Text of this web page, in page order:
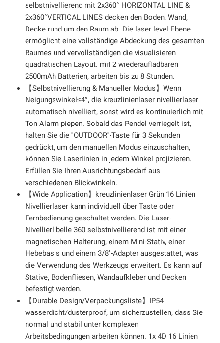
selbstnivellierend mit 2x360° HORIZONTAL LINE &
2x360°VERTICAL LINES decken den Boden, Wand,
Decke rund um den Raum ab. Die laser level Ebene
ermöglicht eine vollständige Abdeckung des gesamten
Raumes und vervollständigen die visualisieren
quadratischen Layout. mit 2 wiederaufladbaren
2500mAh Batterien, arbeiten bis zu 8 Stunden.
【Selbstnivellierung & Manueller Modus】Wenn
Neigungswinkel≤4°, die kreuzlinienlaser nivellierlaser
automatisch nivelliert, sonst wird es kontinuierlich mit
Ton Alarm piepen. Sobald das Pendel verriegelt ist,
halten Sie die ''OUTDOOR''-Taste für 3 Sekunden
gedrückt, um den manuellen Modus einzuschalten,
können Sie Laserlinien in jedem Winkel projizieren.
Erfüllen Sie Ihren Ausrichtungsbedarf aus
verschiedenen Blickwinkeln.
【Wide Application】kreuzlinienlaser Grün 16 Linien
Nivellierlaser kann individuell über Taste oder
Fernbedienung geschaltet werden. Die Laser-
Nivellierlibelle 360 selbstnivellierend ist mit einer
magnetischen Halterung, einem Mini-Stativ, einer
Hebebasis und einem 3/8''-Adapter ausgestattet, was
die Verwendung des Werkzeugs erweitert. Es kann auf
Stative, Bodenfliesen, Wandaufkleber und Decken
befestigt werden.
【Durable Design/Verpackungsliste】IP54
wasserdicht/dusterproof, um sicherzustellen, dass Sie
normal und stabil unter komplexen
Arbeitsbedingungen arbeiten können. 1x 4D 16 Linien